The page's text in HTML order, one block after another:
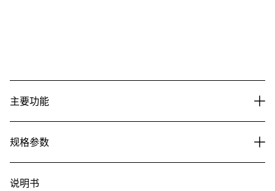
主要功能
规格参数
说明书